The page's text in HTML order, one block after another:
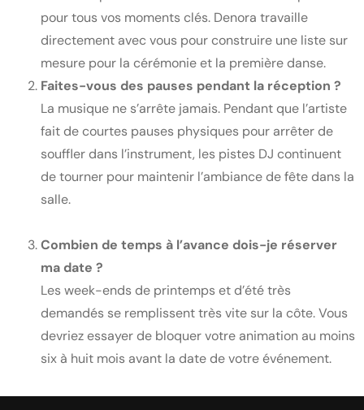
pour tous vos moments clés. Denora travaille
directement avec vous pour construire une liste sur
mesure pour la cérémonie et la première danse.
Faites-vous des pauses pendant la réception ?
La musique ne s’arrête jamais. Pendant que l’artiste
fait de courtes pauses physiques pour arrêter de
souffler dans l’instrument, les pistes DJ continuent
de tourner pour maintenir l’ambiance de fête dans la
salle.
Combien de temps à l’avance dois-je réserver
ma date ?
Les week-ends de printemps et d’été très
demandés se remplissent très vite sur la côte. Vous
devriez essayer de bloquer votre animation au moins
six à huit mois avant la date de votre événement.